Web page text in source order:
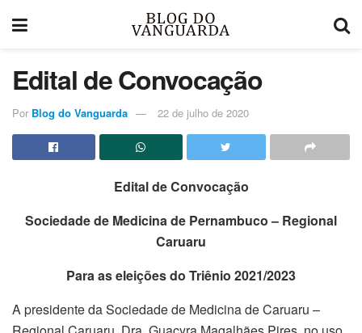
Edital de Convocação
Por Blog do Vanguarda 22 de julho de 2020
Edital de Convocação
Sociedade de Medicina de Pernambuco – Regional
Caruaru
Para as eleições do Triênio 2021/2023
A presidente da Sociedade de Medicina de Caruaru –